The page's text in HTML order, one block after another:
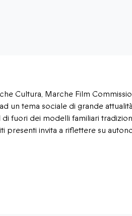
Cultura, Marche Film
un tema sociale di grande
fuori dei modelli familiari
invita a riflettere su